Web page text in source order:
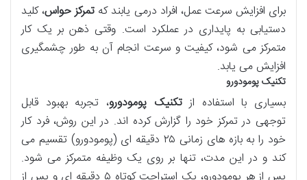
برای افزایش سرعت عمل، افراد درمی یابند که تمرکز حواس، کلید
دستیابی به پایداری در عملکرد است. وقتی ذهن بر یک کار
متمرکز می شود، کیفیت و سرعت انجام آن به طور چشمگیری
افزایش می یابد.
تکنیک پومودورو
بسیاری با استفاده ازتکنیک پومودورو، تجربه بهبود قابل
توجهی در تمرکز خود را گزارش کرده اند. در این روش، فرد کار
خود را به بازه های زمانی ۲۵ دقیقه ای (پومودورو) تقسیم می
کند و در این مدت، تنها بر روی یک وظیفه متمرکز می شود.